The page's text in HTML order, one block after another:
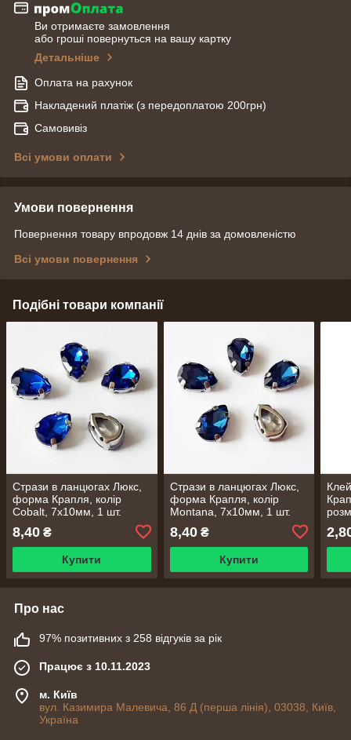
Ви отримаєте замовлення
або гроші повернуться на вашу картку
Детальніше
Оплата на рахунок
Накладений платіж (з передоплатою 200грн)
Самовивіз
Всі умови оплати
Умови повернення
Повернення товару впродовж 14 днів за домовленістю
Всі умови повернення
Подібні товари компанії
Стрази в ланцюгах Люкс,
форма Крапля, колір
Cobalt, 7х10мм, 1 шт.
8,40 ₴
Купити
Стрази в ланцюгах Люкс,
форма Крапля, колір
Montana, 7х10мм, 1 шт.
8,40₴
Купити
Про нас
97% позитивних з 258 відгуків за рік
Працює з 10.11.2023
м. Київ
вул. Казимира Малевича, 86 Д (перша лінія), 03038, Київ,
Україна